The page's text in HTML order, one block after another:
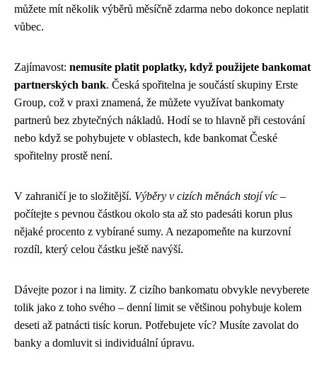
můžete mít několik výběrů měsíčně zdarma nebo dokonce neplatit
vůbec.
Zajímavost: nemusíte platit poplatky, když použijete bankomat
partnerských bank. Česká spořitelna je součástí skupiny Erste
Group, což v praxi znamená, že můžete využívat bankomaty
partnerů bez zbytečných nákladů. Hodí se to hlavně při cestování
nebo když se pohybujete v oblastech, kde bankomat České
spořitelny prostě není.
V zahraničí je to složitější. Výběry v cizích měnách stojí víc –
počítejte s pevnou částkou okolo sta až sto padesáti korun plus
nějaké procento z vybírané sumy. A nezapomeňte na kurzovní
rozdíl, který celou částku ještě navýší.
Dávejte pozor i na limity. Z cizího bankomatu obvykle nevyberete
tolik jako z toho svého – denní limit se většinou pohybuje kolem
deseti až patnácti tisíc korun. Potřebujete víc? Musíte zavolat do
banky a domluvit si individuální úpravu.